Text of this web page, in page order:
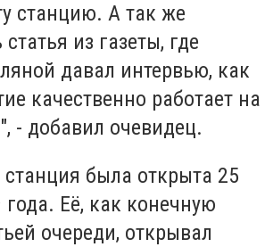
станцию. А так же
из газеты, где
давал интервью, как
качественно работает на
- добавил очевидец.
была открыта 25
года. Её, как конечную
очереди, открывал